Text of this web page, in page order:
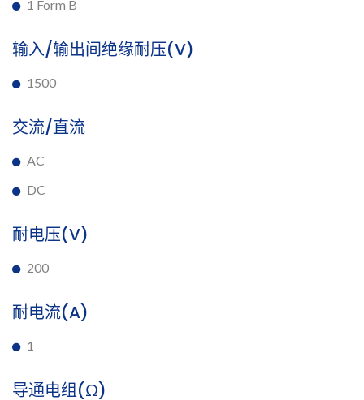
1 Form B
输入/输出间绝缘耐压(V)
1500
交流/直流
AC
DC
耐电压(V)
200
耐电流(A)
1
导通电组(Ω)